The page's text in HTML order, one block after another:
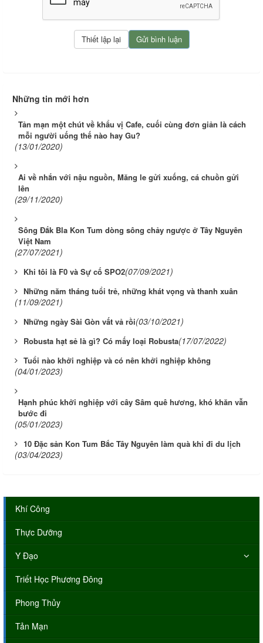
Những tin mới hơn
Tản mạn một chút về khẩu vị Cafe, cuối cùng đơn giản là cách
mỗi người uống thế nào hay Gu?
(13/01/2020)
Ai về nhắn với nậu nguồn, Măng le gửi xuống, cá chuồn gửi
lên
(29/11/2020)
Sông Đắk Bla Kon Tum dòng sông chảy ngược ở Tây Nguyên
Việt Nam
(27/07/2021)
Khi tôi là F0 và Sự cố SPO2(07/09/2021)
Những năm tháng tuổi trẻ, những khát vọng và thanh xuân
(11/09/2021)
Những ngày Sài Gòn vất vả rồi(03/10/2021)
Robusta hạt sẻ là gì? Có mấy loại Robusta(17/07/2022)
Tuổi nào khởi nghiệp và có nên khởi nghiệp không
(04/01/2023)
Hạnh phúc khởi nghiệp với cây Sâm quê hương, khó khăn vẫn
bước đi
(05/01/2023)
10 Đặc sản Kon Tum Bắc Tây Nguyên làm quà khi đi du lịch
(03/04/2023)
Khí Công
Thực Dưỡng
Y Đạo
Triết Học Phương Đông
Phong Thủy
Tản Mạn